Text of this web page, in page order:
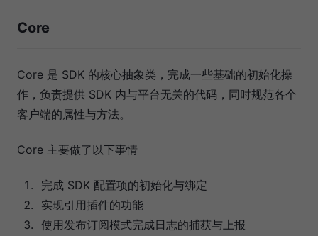
Core
Core 是 SDK 的核心抽象类，完成一些基础的初始化操
作，负责提供 SDK 内与平台无关的代码，同时规范各个
客户端的属性与方法。
Core 主要做了以下事情
完成 SDK 配置项的初始化与绑定
实现引用插件的功能
使用发布订阅模式完成日志的捕获与上报